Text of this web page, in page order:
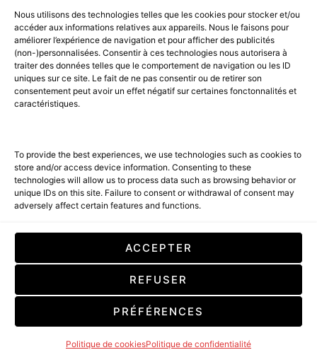
Nous utilisons des technologies telles que les cookies pour stocker et/ou
accéder aux informations relatives aux appareils. Nous le faisons pour
améliorer l’expérience de navigation et pour afficher des publicités
(non-)personnalisées. Consentir à ces technologies nous autorisera à
traiter des données telles que le comportement de navigation ou les ID
uniques sur ce site. Le fait de ne pas consentir ou de retirer son
consentement peut avoir un effet négatif sur certaines fonctonnalités et
caractéristiques.
To provide the best experiences, we use technologies such as cookies to
store and/or access device information. Consenting to these
technologies will allow us to process data such as browsing behavior or
unique IDs on this site. Failure to consent or withdrawal of consent may
adversely affect certain features and functions.
ACCEPTER
REFUSER
PRÉFÉRENCES
Politique de cookiesPolitique de confidentialité
AMILCAR KIDS MAGAZINE
AMILCAR WATCHES MAGAZINE
AMILCAR SEASIDE MAGAZINE
AMILCAR TRAVEL MAGAZINE
THE RIGHT NUMBER MAGAZINE
ALENA INSPIRATIONS
BY RACKEL SELECTIONS
AMILCAR MAGAZINE & THE RIGHT MAGAZINE
ISSUE:
VIAPRESSE: Subscription on Viapresse
CLUB AMILCAR GROUP:
CLUB AMILCAR: Concierge & Luxury Shopping
AMILCAR CONCEPT STORE – Shopping & Limited